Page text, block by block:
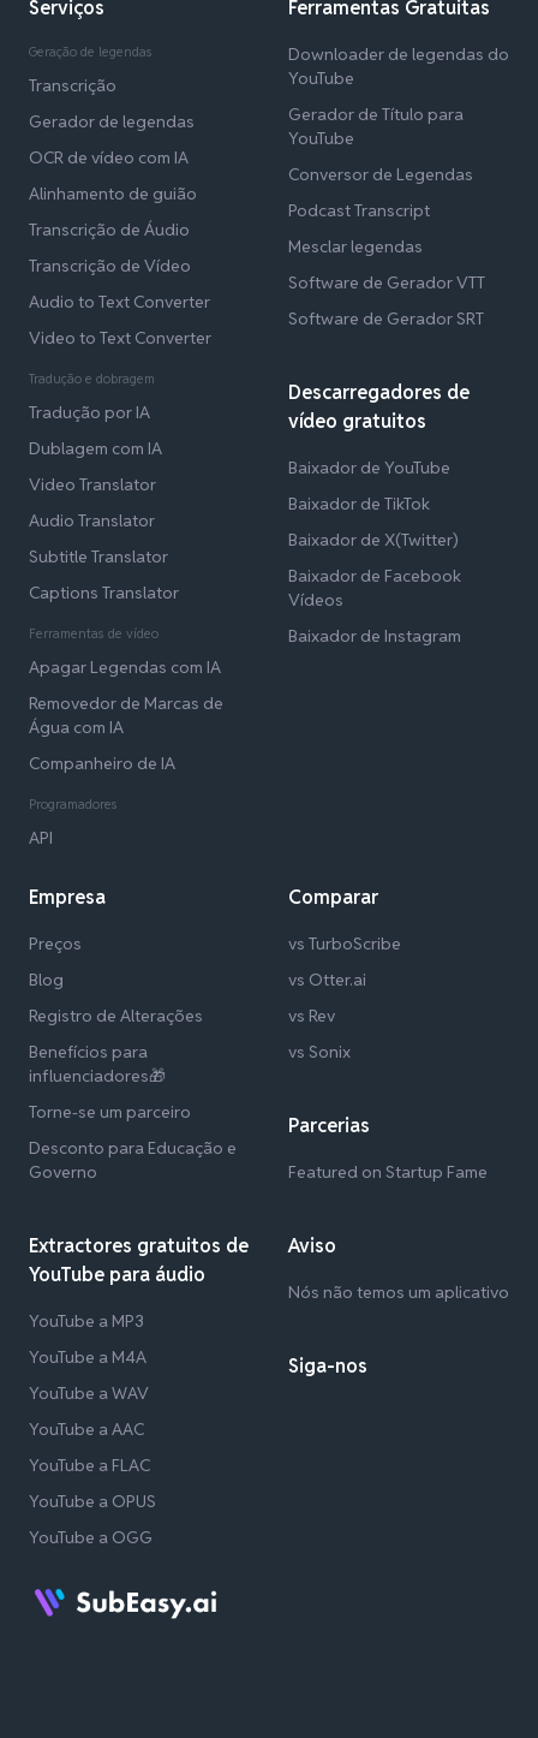
Serviços
Geração de legendas
Transcrição
Gerador de legendas
OCR de vídeo com IA
Alinhamento de guião
Transcrição de Áudio
Transcrição de Vídeo
Audio to Text Converter
Video to Text Converter
Tradução e dobragem
Tradução por IA
Dublagem com IA
Video Translator
Audio Translator
Subtitle Translator
Captions Translator
Ferramentas de vídeo
Apagar Legendas com IA
Removedor de Marcas de
Água com IA
Companheiro de IA
Programadores
API
Ferramentas Gratuitas
Downloader de legendas do
YouTube
Gerador de Título para
YouTube
Conversor de Legendas
Podcast Transcript
Mesclar legendas
Software de Gerador VTT
Software de Gerador SRT
Descarregadores de
vídeo gratuitos
Baixador de YouTube
Baixador de TikTok
Baixador de X(Twitter)
Baixador de Facebook
Vídeos
Baixador de Instagram
Empresa
Preços
Blog
Registro de Alterações
Benefícios para
influenciadores🎁
Torne-se um parceiro
Desconto para Educação e
Governo
Extractores gratuitos de
YouTube para áudio
YouTube a MP3
YouTube a M4A
YouTube a WAV
YouTube a AAC
YouTube a FLAC
YouTube a OPUS
YouTube a OGG
Comparar
vs TurboScribe
vs Otter.ai
vs Rev
vs Sonix
Parcerias
Featured on Startup Fame
Aviso
Nós não temos um aplicativo
Siga-nos